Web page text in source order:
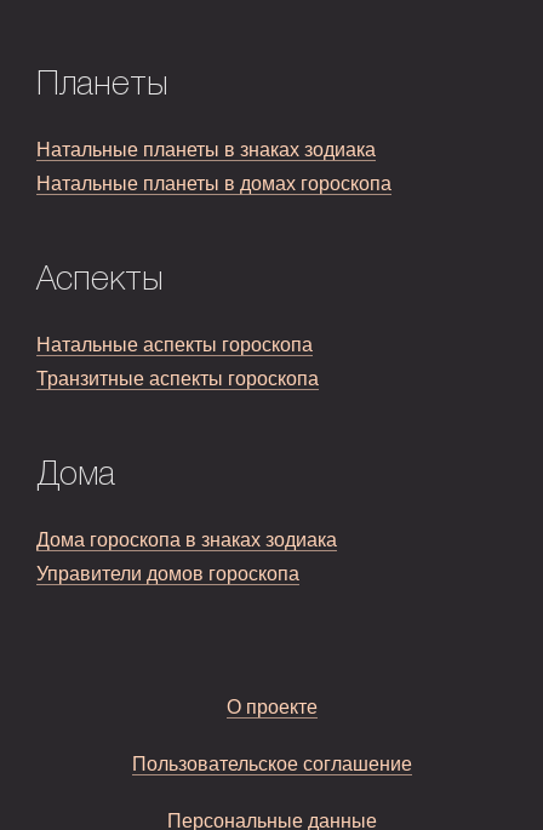
Планеты
Натальные планеты в знаках зодиака
Натальные планеты в домах гороскопа
Аспекты
Натальные аспекты гороскопа
Транзитные аспекты гороскопа
Дома
Дома гороскопа в знаках зодиака
Управители домов гороскопа
О проекте
Пользовательское соглашение
Персональные данные